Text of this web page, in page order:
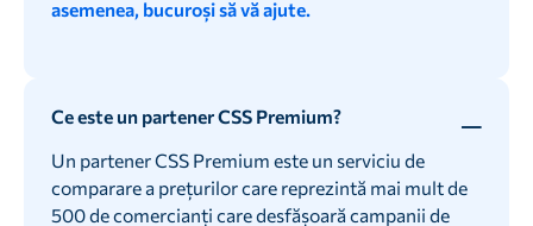
asemenea, bucuroși să vă ajute.
Ce este un partener CSS Premium?
Un partener CSS Premium este un serviciu de
comparare a prețurilor care reprezintă mai mult de
500 de comercianți care desfășoară campanii de